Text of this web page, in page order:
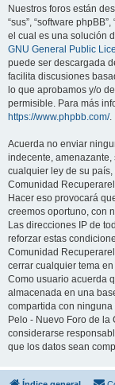
Nuestros foros están
“sus”, “software
el cual es una solución
GNU General Public
puede ser descargada
facilita discusiones
lo que aprobamos y/o
permisible. Para más
https://www.phpbb.com/.
Acuerda no enviar
indecente,
cualquier ley de su
Comunidad
Hacer eso provocará
creemos oportuno, con
Las direcciones IP de
reforzar estas
Comunidad
cerrar cualquier tema
Como usuario acuerda
almacenada en una
compartida con ninguna
Pelo - Nuevo Foro de
considerarse
que los datos sean